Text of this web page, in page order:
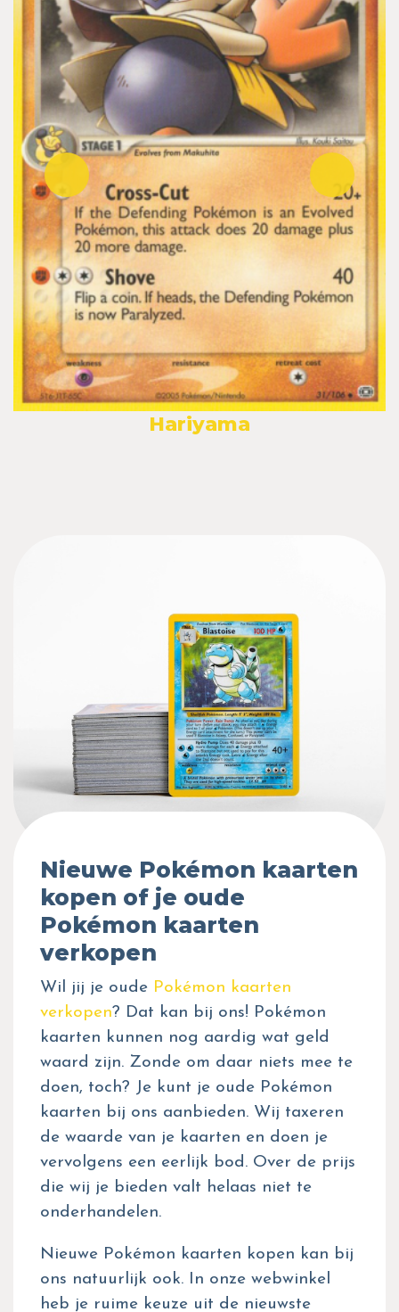
Hariyama
Nieuwe Pokémon kaarten
kopen of je oude
Pokémon kaarten
verkopen
Wil jij je oude Pokémon kaarten
verkopen? Dat kan bij ons! Pokémon
kaarten kunnen nog aardig wat geld
waard zijn. Zonde om daar niets mee te
doen, toch? Je kunt je oude Pokémon
kaarten bij ons aanbieden. Wij taxeren
de waarde van je kaarten en doen je
vervolgens een eerlijk bod. Over de prijs
die wij je bieden valt helaas niet te
onderhandelen.
Nieuwe Pokémon kaarten kopen kan bij
ons natuurlijk ook. In onze webwinkel
heb je ruime keuze uit de nieuwste